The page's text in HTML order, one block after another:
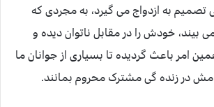
تصمیم به ازدواج می گیرد، به مجردی که
می بیند، خودش را در مقابل ناتوان دیده و
امر باعث گردیده تا بسیاری از جوانان ما
در زنده گی مشترک محروم بمانند.